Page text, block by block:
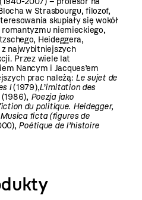
w Strasbourgu, filozof,
skupiały się wokół
niemieckiego,
Heideggera,
z najwybitniejszych
Przez wiele lat
Nancym i Jacques’em
prac należą: Le sujet de
I(1979),L’imitation des
(1986), Poezja jako
du politique. Heidegger,
Musica ficta (figures de
Poétique de l’histoire